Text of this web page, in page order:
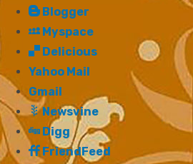
Blogger
Myspace
Delicious
Yahoo Mail
Gmail
Newsvine
Digg
FriendFeed